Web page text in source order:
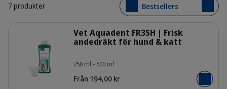
7 produkter Bestsellers
308907_Bottle-metering_Vet-
Vet Aquadent FR3SH | Frisk
andedräkt för hund & katt
250 ml - 500 ml
Från 194,00 kr Lägg i